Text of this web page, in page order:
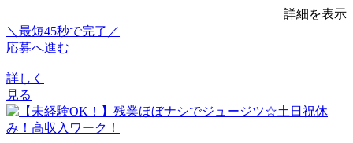
詳細を表示
＼最短45秒で完了／
応募へ進む
詳しく
見る